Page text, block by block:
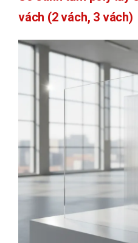
vách (2 vách, 3 vách)